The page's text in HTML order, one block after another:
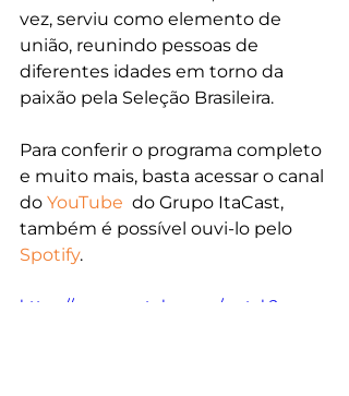
vez, serviu como elemento de
união, reunindo pessoas de
diferentes idades em torno da
paixão pela Seleção Brasileira.
Para conferir o programa completo
e muito mais, basta acessar o canal
do YouTube
  do Grupo ItaCast,
também é possível ouvi-lo pelo
Spotify.
https://www.youtube.com/watch?